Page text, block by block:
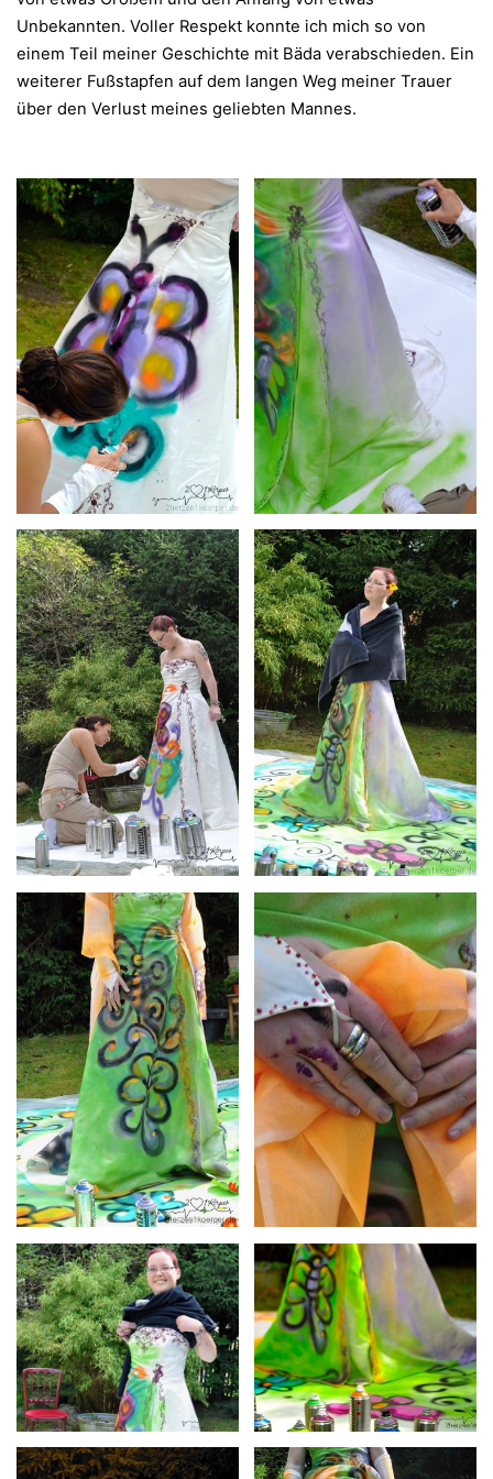
Unbekannten. Voller Respekt konnte ich mich so von
einem Teil meiner Geschichte mit Bäda verabschieden. Ein
weiterer Fußstapfen auf dem langen Weg meiner Trauer
über den Verlust meines geliebten Mannes.